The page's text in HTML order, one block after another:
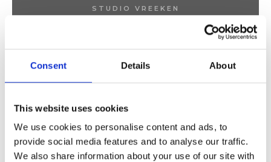
Consent Details About
This website uses cookies
We use cookies to personalise content and ads, to
provide social media features and to analyse our traffic.
We also share information about your use of our site with
STUDIO VREEKEN